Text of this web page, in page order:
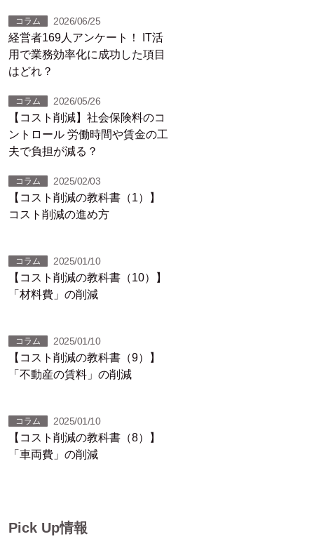
コラム 2026/06/25
経営者169人アンケート！ IT活
用で業務効率化に成功した項目
はどれ？
コラム 2026/05/26
【コスト削減】社会保険料のコ
ントロール 労働時間や賃金の工
夫で負担が減る？
コラム 2025/02/03
【コスト削減の教科書（1）】
コスト削減の進め方
コラム 2025/01/10
【コスト削減の教科書（10）】
「材料費」の削減
コラム 2025/01/10
【コスト削減の教科書（9）】
「不動産の賃料」の削減
コラム 2025/01/10
【コスト削減の教科書（8）】
「車両費」の削減
Pick Up情報